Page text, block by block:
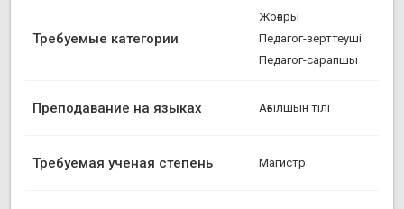
Требуемые категории
Жоғары
Педагог-зерттеуші
Педагог-сарапшы
Преподавание на языках Ағылшын тілі
Требуемая ученая степень Магистр